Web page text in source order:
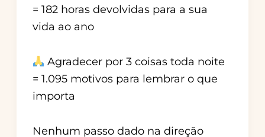
= 182 horas devolvidas para a sua
vida ao ano
Agradecer por 3 coisas toda noite
= 1.095 motivos para lembrar o que
importa
Nenhum passo dado na direção